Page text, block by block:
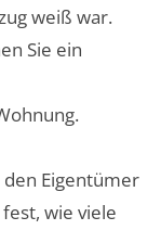
weiß war.
Sie ein
den Eigentümer
wie viele